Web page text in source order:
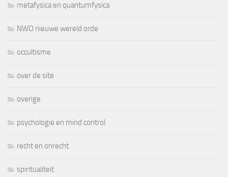
metafysica en quantumfysica
NWO nieuwe wereld orde
occultisme
over de site
overige
psychologie en mind control
recht en onrecht
spiritualiteit